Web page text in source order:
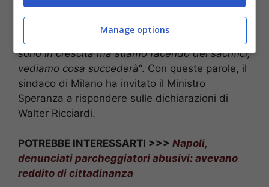
mie responsabilità, io ragiono con la testa e col
cuore, guardo i dati: oggi abbiamo
meno di 300
ne abbiamo avute 1.700
sono in crescita ma stiamo facendo dei sacrifici,
vediamo cosa succederà“. Con queste parole, il
sindaco di Milano ha invitato il Ministro
Speranza a rispondere sulle dichiarazioni di
Walter Ricciardi.
POTREBBE INTERESSARTI >>> Napoli,
denunciati parcheggiatori abusivi: avevano
reddito di cittadinanza
Manage options